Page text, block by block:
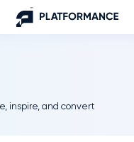
inspire, and convert.